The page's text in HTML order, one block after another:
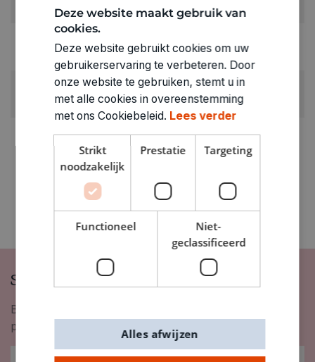
Crepepapier
0.444kg
ARTIKELNUMMER
1530025
Schrijf je in op onze nieuwsbrief
Blijf op de hoogte van nieuwigheden, inspiratie,
promoties en meer!
Deze website maakt gebruik van
cookies.
Deze website gebruikt cookies om uw
gebruikerservaring te verbeteren. Door
onze website te gebruiken, stemt u in
met alle cookies in overeenstemming
met ons Cookiebeleid. Lees verder
Strikt
noodzakelijk
Prestatie Targeting
Functioneel
Niet-
geclassificeerd
Alles afwijzen